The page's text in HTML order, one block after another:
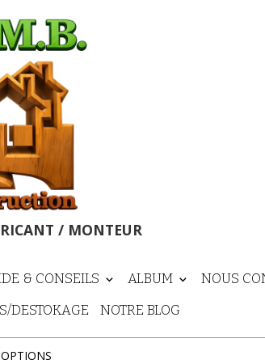
/ MONTEUR
& CONSEILS ALBUM
NOUS
DESTOKAGE NOTRE BLOG
OPTIONS